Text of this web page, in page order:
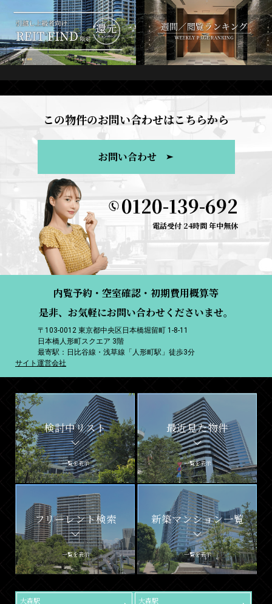
この物件のお問い合わせはこちらから
お問い合わせ
0120-139-692
電話受付 24時間 年中無休
内覧予約・空室確認・初期費用概算等
是非、お気軽にお問い合わせくださいませ。
〒103-0012 東京都中央区日本橋堀留町 1-8-11
日本橋人形町スクエア 3階
最寄駅：日比谷線・浅草線「人形町駅」徒歩3分
サイト運営会社
検討中リスト
一覧を表示
最近見た物件
一覧を表示
フリーレント検索
一覧を表示
新築マンション一覧
一覧を表示
大森駅
大森駅